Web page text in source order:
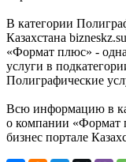
В категории
Казахстана
«Формат плюс» -
услуги в
Полиграфические
Всю информацию в
о компании «Формат
бизнес портале